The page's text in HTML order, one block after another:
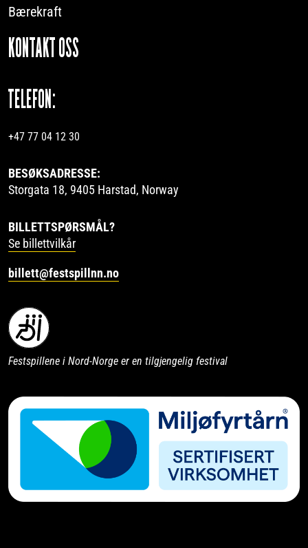
Bærekraft
KONTAKT OSS
TELEFON:
+47 77 04 12 30
BESØKSADRESSE:
Storgata 18, 9405 Harstad, Norway
BILLETTSPØRSMÅL?
Se billettvilkår
billett@festspillnn.no
Festspillene i Nord-Norge er en tilgjengelig festival